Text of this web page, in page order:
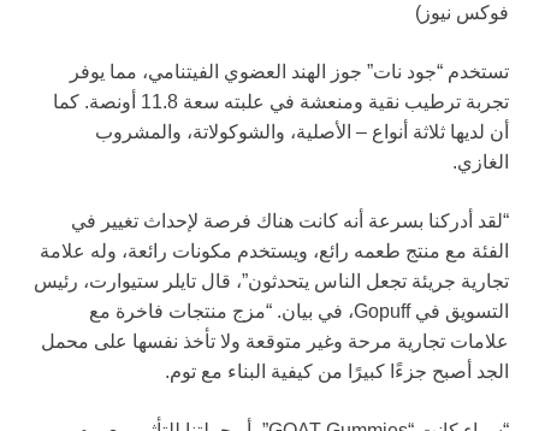
فوكس نيوز)
تستخدم “جود نات” جوز الهند العضوي الفيتنامي، مما يوفر
تجربة ترطيب نقية ومنعشة في علبته سعة 11.8 أونصة. كما
أن لديها ثلاثة أنواع – الأصلية، والشوكولاتة، والمشروب
الغازي.
“لقد أدركنا بسرعة أنه كانت هناك فرصة لإحداث تغيير في
الفئة مع منتج طعمه رائع، ويستخدم مكونات رائعة، وله علامة
تجارية جريئة تجعل الناس يتحدثون”، قال تايلر ستيوارت، رئيس
التسويق في Gopuff، في بيان. “مزج منتجات فاخرة مع
علامات تجارية مرحة وغير متوقعة ولا تأخذ نفسها على محمل
الجد أصبح جزءًا كبيرًا من كيفية البناء مع توم.